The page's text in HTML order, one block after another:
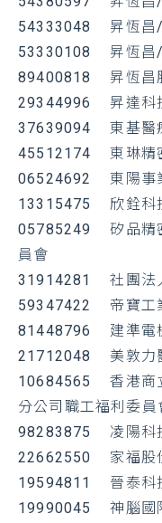
54333048 昇恆昌/
53330108 昇恆昌/
89400818 昇恆昌
29344996 昇達科
37639094 東基醫
45512174 東琳精
06524692 東陽事
13315475 欣銓科
05785249 矽品精
員會
31914281 社團法
59347422 帝寶工
81448796 建準電
21712048 美敦力
10684565 香港商
分公司職工福利委員
98283875 凌陽科
22662550 家福股
19594811 晉泰科
19990045 神腦國